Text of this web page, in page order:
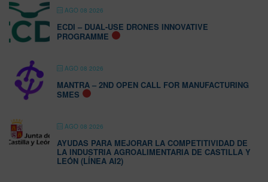
AGO 08 2026
ECDI – DUAL-USE DRONES INNOVATIVE
PROGRAMME
AGO 08 2026
MANTRA – 2ND OPEN CALL FOR MANUFACTURING
SMES
AGO 08 2026
AYUDAS PARA MEJORAR LA COMPETITIVIDAD DE
LA INDUSTRIA AGROALIMENTARIA DE CASTILLA Y
LEÓN (LÍNEA AI2)